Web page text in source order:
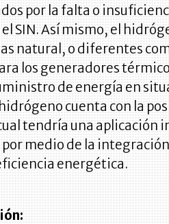
por la falta o
SIN. Así mismo, el
natural, o diferentes
los generadores
de energía en
cuenta con la
tendría una aplicación
medio de la
energética.